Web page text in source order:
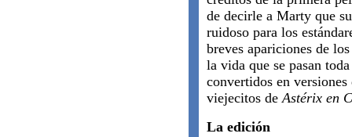
de decirle a Marty que
ruidoso para los
breves apariciones de
la vida que se pasan
convertidos en
viejecitos deAstérix en
La edición